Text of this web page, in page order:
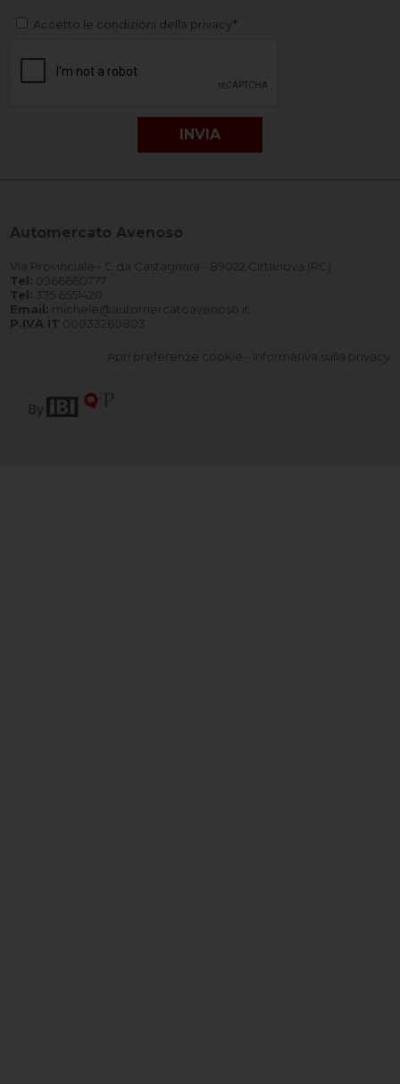
Accetto le condizioni della privacy*
Automercato Avenoso
Via Provinciale - C.da Castagnara - 89022 Cittanova (RC)
Tel: 0966660777
Tel: 375 6551420
Email: michele@automercatoavenoso.it
P.IVA IT 00033260803
Apri preferenze cookie Informativa sulla privacy